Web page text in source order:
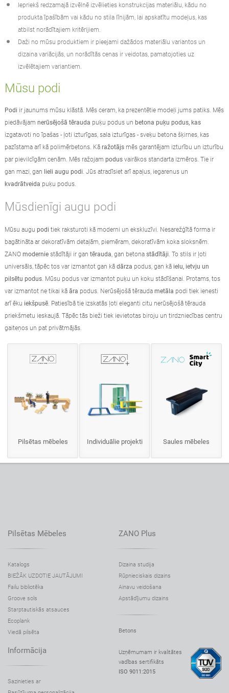
Iepriekš redzamajā izvēlnē izvēlieties konstrukcijas materiālu, kādu no
produkta īpašībām vai kādu no stila līnijām, lai apskatītu modeļus, kas
atbilst norādītajiem kritērijiem.
Daži no mūsu produktiem ir pieejami dažādos materiālu variantos un
dizaina variācijās, un norādītās cenas ir veidotas, pamatojoties uz
izvēlētajiem variantiem.
Mūsu podi
Podi ir jaunums mūsu klāstā. Mēs ceram, ka prezentētie modeļi jums patiks. Mēs
piedāvājam nerūsējošā tērauda puķu podus un betona puķu podus, kas
izgatavoti no īpašas - ļoti izturīgas, sala izturīgas - sveķu betona šķirnes, kas
pazīstama arī kā polimērbetons. Kā ražotājsmēs garantējam izturību un izturību
par pievilcīgām cenām. Mēs ražojam podusvairākos standarta izmēros. Tie ir
gan mazi, gan lieli augu podi. Jūs atradīsiet arī apaļus, iegarenus un
kvadrātveida puķu podus.
Mūsdienīgi augu podi
Mūsu augu podi tiek raksturoti kā moderni un ekskluzīvi. Nesarežģītā forma ir
bagātināta ar dekoratīvām detaļām, piemēram, dekoratīvām koka sloksnēm.
ZANO moderniestādītāji ir gan tērauda, gan betona stādītāji. To stils ir ļoti
universāls, tāpēc tos var izmantot gan kā dārza podus, gan kā ielu, ietvju un
pilsētu podus. Mūsu podus var izmantot puķu un koku stādīšanai. Protams, tos
var izmantot ne tikai kā āra podus. Nerūsējošā tērauda metāla podi tiek ienesti
arī ēku iekšpusē. Patiesībā tie izskatās ļoti eleganti citu nerūsējošā tērauda
priekšmetu ieskaujā. Tāpēc tās bieži tiek ievietotas biroju un tirdzniecības centru
gaiteņos un pat privātmājās.
Pilsētas mēbeles Individuālie projekti Saules mēbeles
Pilsētas Mēbeles
Katalogs
BIEŽĀK UZDOTIE JAUTĀJUMI
Failu bibliotēka
Groove sols
Starptautiskās atsauces
Ecoplank
Viedā pilsēta
ZANO Plus
Dizaina studija
Rūpnieciskais dizains
Ainavu veidošana
Apstādījumu dizains
Betons
Informācija
Sazinieties ar
Uzņēmumam ir kvalitātes
vadības sertifikāts
ISO 9011:2015